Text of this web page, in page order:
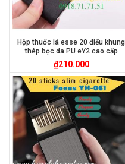
Hộp thuốc lá esse 20 điếu khung
thép bọc da PU eY2 cao cấp
₫210.000